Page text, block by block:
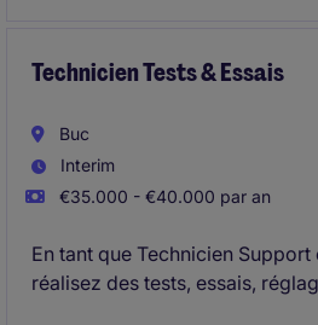
Technicien Tests & Essais
Buc
Interim
€35.000 - €40.000 par an
En tant que Technicien
réalisez des tests, essais,